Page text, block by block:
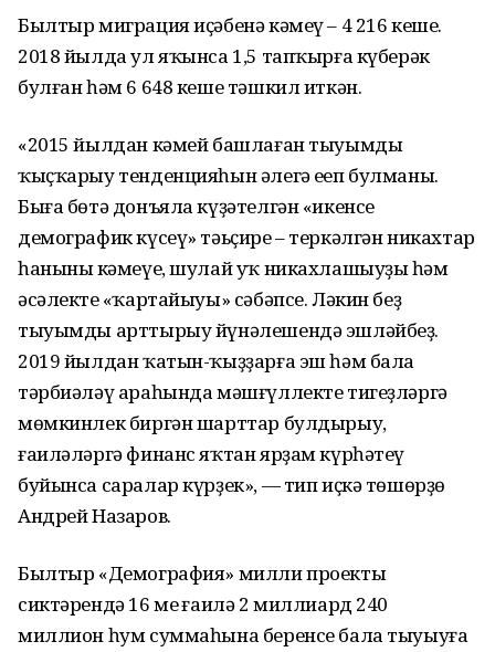
Былтыр миграция иҫәбенә кәмеү – 4 216 кеше.
2018 йылда ул яҡынса 1,5 тапҡырға күберәк
булған һәм 6 648 кеше тәшкил иткән.
«2015 йылдан кәмей башлаған тыуымдың
ҡыҫҡарыу тенденцияһын әлегә еңеп булманы.
Быға бөтә донъяла күҙәтелгән «икенсе
демографик күсеү» тәьҫире – теркәлгән никахтар
һанының кәмеүе, шулай уҡ никахлашыуҙың һәм
әсәлектең «ҡартайыуы» сәбәпсе. Ләкин беҙ
тыуымды арттырыу йүнәлешендә эшләйбеҙ.
2019 йылдан ҡатын-ҡыҙҙарға эш һәм бала
тәрбиәләү араһында мәшғүллекте тигеҙләргә
мөмкинлек биргән шарттар булдырыу,
ғаиләләргә финанс яҡтан ярҙам күрһәтеү
буйынса саралар күрҙек», — тип иҫкә төшөрҙө
Андрей Назаров.
Былтыр «Демография» милли проекты
сиктәрендә 16 мең ғаилә 2 миллиард 240
миллион һум суммаһына беренсе бала тыуыуға